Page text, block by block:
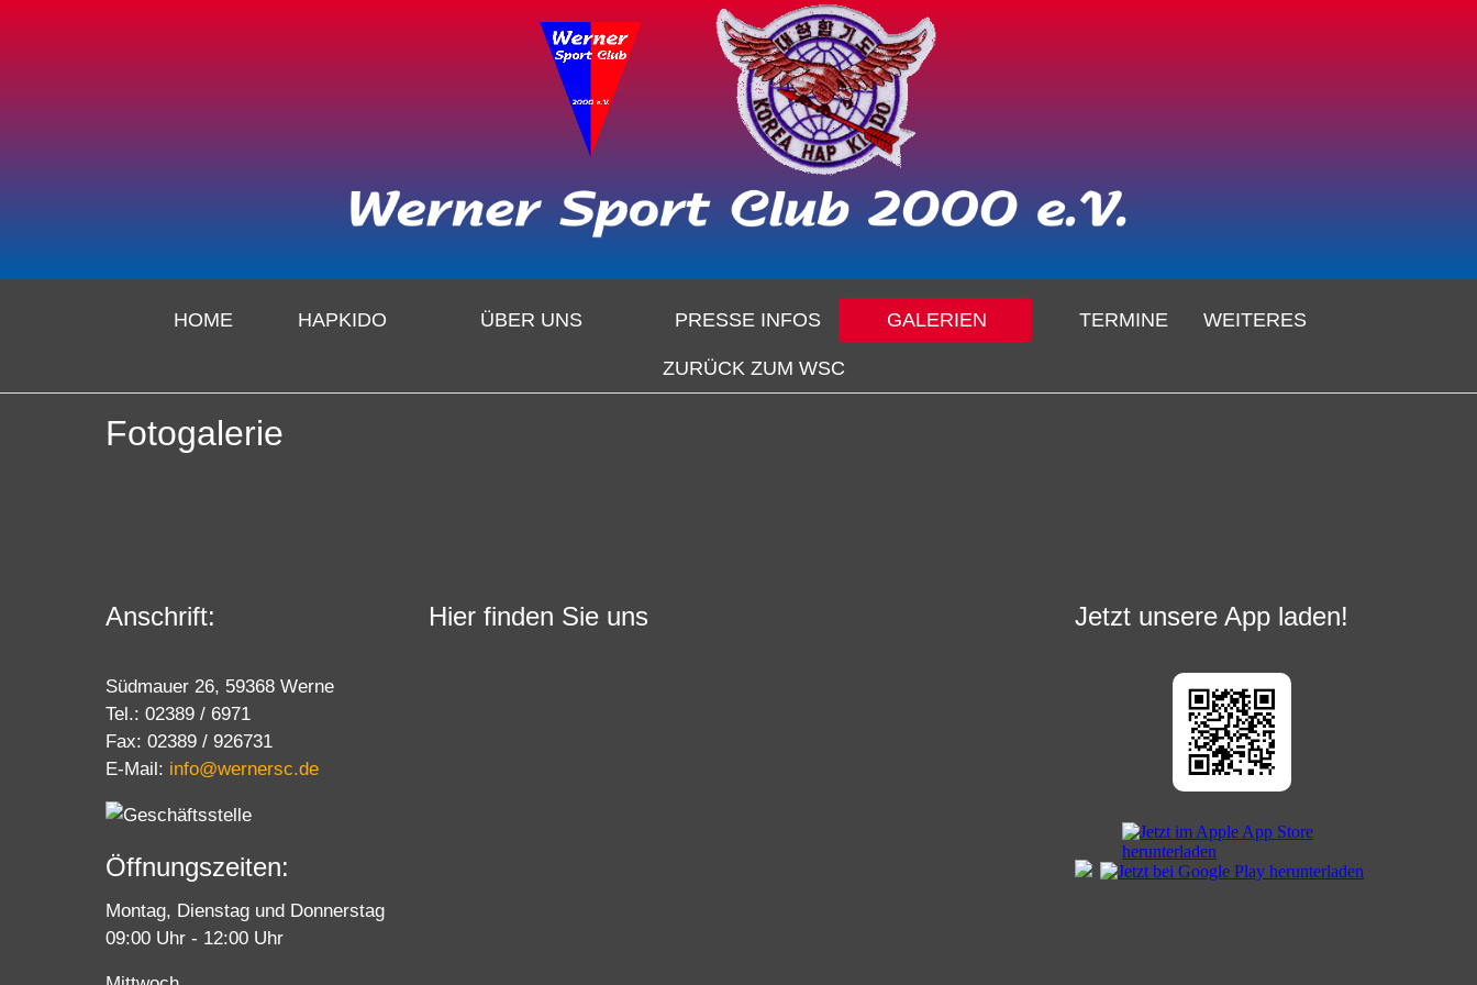
HOME HAPKIDO ÜBER UNS PRESSE INFOS GALERIEN TERMINE WEITERES
ZURÜCK ZUM WSC
Fotogalerie
Anschrift:
Südmauer 26, 59368 Werne
Tel.: 02389 / 6971
Fax: 02389 / 926731
E-Mail: info@wernersc.de
Öffnungszeiten:
Montag, Dienstag und Donnerstag
09:00 Uhr - 12:00 Uhr
Hier finden Sie uns Jetzt unsere App laden!